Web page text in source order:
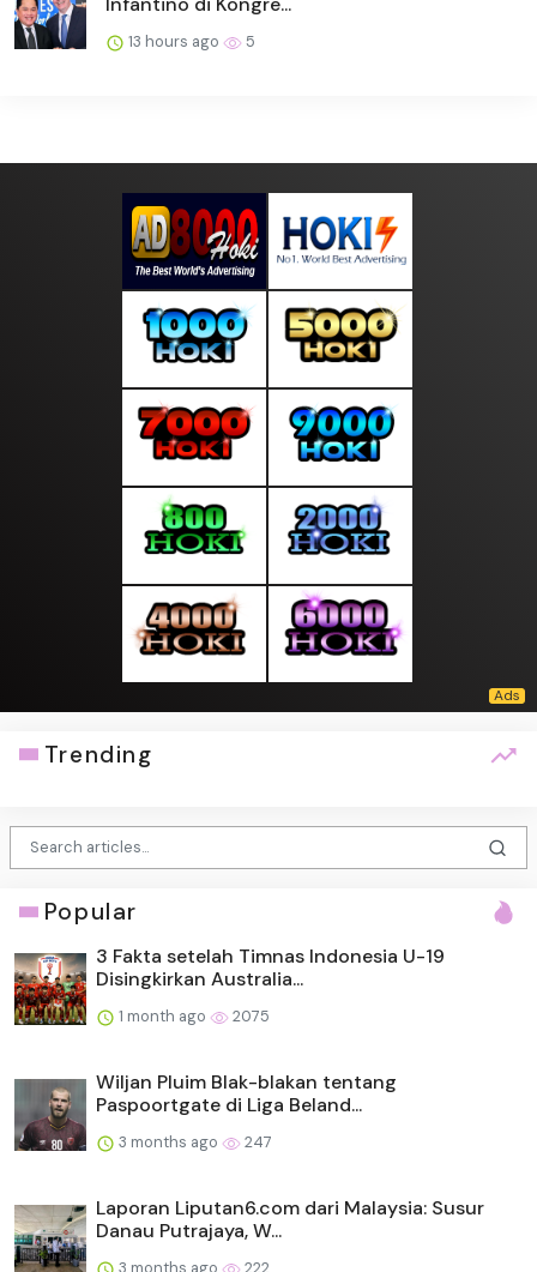
13 hours ago 5
Trending
Popular
3 Fakta setelah Timnas Indonesia U-19
Disingkirkan Australia...
1 month ago 2075
Wiljan Pluim Blak-blakan tentang
Paspoortgate di Liga Beland...
3 months ago 247
Laporan Liputan6.com dari Malaysia: Susur
Danau Putrajaya, W...